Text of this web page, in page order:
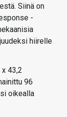
Siinä on
-
hiirelle
43,2
96
oikealla